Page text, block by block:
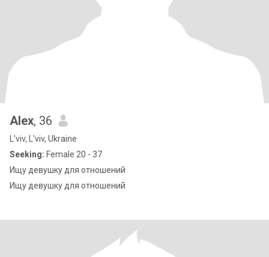
Alex, 36
L'viv, L'viv, Ukraine
Seeking: Female 20 - 37
Ищу девушку для отношений
Ищу девушку для отношений